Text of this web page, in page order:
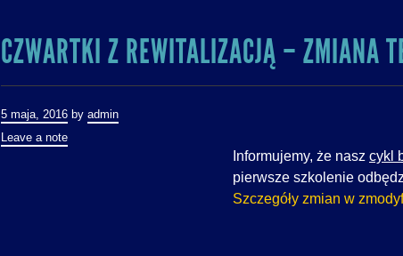
CZWARTKI Z REWITALIZACJĄ – ZMIANA
Informujemy, że nasz cykl
pierwsze szkolenie
Szczegóły zmian w
5 maja, 2016 by admin
Leave a note